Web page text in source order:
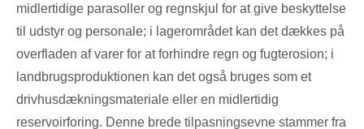
midlertidige parasoller og regnskjul for at give beskyttelse
til udstyr og personale; i lagerområdet kan det dækkes på
overfladen af ​​varer for at forhindre regn og fugterosion; i
landbrugsproduktionen kan det også bruges som et
drivhusdækningsmateriale eller en midlertidig
reservoirforing. Denne brede tilpasningsevne stammer fra